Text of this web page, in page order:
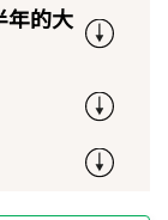
年的大